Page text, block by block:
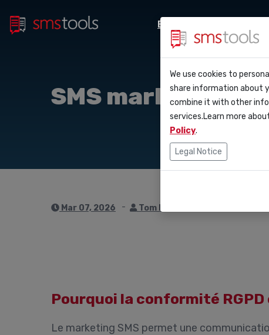
Bulk sms
API
Zapier
Blog
Service level
(sla)
Demander une
SMS marketing et
Mar 07, 2026 Tom Hendrix
Pourquoi la conformité
Le marketing SMS permet une
We use cookies to
share information about
combine it with other
services.Learn more
Policy.
Legal Notice